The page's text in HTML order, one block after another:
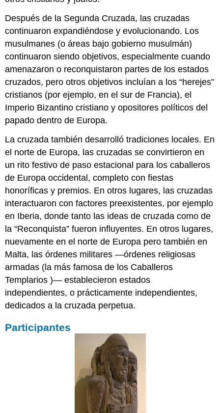
Después de la Segunda Cruzada, las cruzadas
continuaron expandiéndose y evolucionando. Los
musulmanes (o áreas bajo gobierno musulmán)
continuaron siendo objetivos, especialmente cuando
amenazaron o reconquistaron partes de los estados
cruzados, pero otros objetivos incluían a los “herejes”
cristianos (por ejemplo, en el sur de Francia), el
Imperio Bizantino cristiano y opositores políticos del
papado dentro de Europa.
La cruzada también desarrolló tradiciones locales. En
el norte de Europa, las cruzadas se convirtieron en
un rito festivo de paso estacional para los caballeros
de Europa occidental, completo con fiestas
honoríficas y premios. En otros lugares, las cruzadas
interactuaron con factores preexistentes, por ejemplo
en Iberia, donde tanto las ideas de cruzada como de
la “Reconquista” fueron influyentes. En otros lugares,
nuevamente en el norte de Europa pero también en
Malta, las órdenes militares —órdenes religiosas
armadas (la más famosa de los Caballeros
Templarios )— establecieron estados
independientes, o prácticamente independientes,
dedicados a la cruzada perpetua.
Participantes